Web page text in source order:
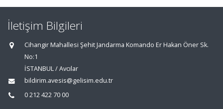
İletişim Bilgileri
Cihangir Mahallesi Şehit Jandarma Komando Er Hakan Öner Sk.
No:1
İSTANBUL / Avcılar
bildirim.avesis@gelisim.edu.tr
0 212 422 70 00